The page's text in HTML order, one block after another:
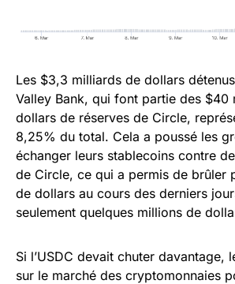
Les $3,3 milliards de dollars
Valley Bank, qui font partie des $40
dollars de réserves de Circle,
8,25% du total. Cela a poussé les
échanger leurs stablecoins contre
de Circle, ce qui a permis de brûler
de dollars au cours des derniers
seulement quelques millions de
Si l’USDC devait chuter davantage,
sur le marché des cryptomonnaies